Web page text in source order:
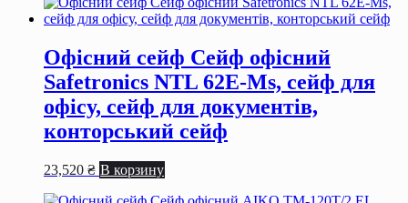
Офісний сейф Сейф офiсний
Safetronics NTL 62E-Мѕ, сейф для
офiсу, сейф для документiв,
конторський сейф
23,520 ₴ В корзину